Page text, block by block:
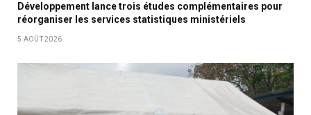
Développement lance trois études complémentaires pour
réorganiser les services statistiques ministériels
5 AOÛT 2026